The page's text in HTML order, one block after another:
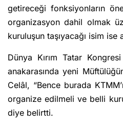
getireceği fonksiyonların
organizasyon dahil olmak
kuruluşun taşıyacağı isim ise
Dünya Kırım Tatar
anakarasında yeni
Celâl, “Bence burada
organize edilmeli ve belli
diye belirtti.